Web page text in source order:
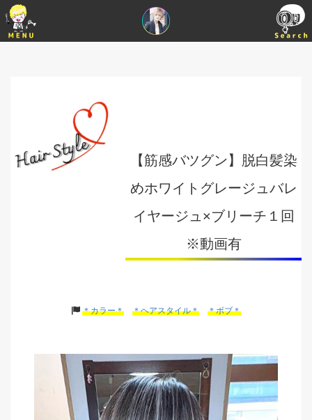
【筋感バツグン】脱白髪染
めホワイトグレージュバレ
イヤージュ×ブリーチ１回
※動画有
＊カラー＊ ＊ヘアスタイル＊ ＊ボブ＊